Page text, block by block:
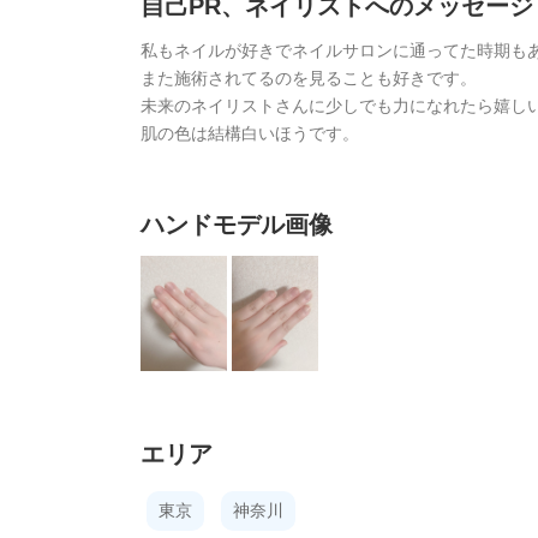
自己PR、ネイリストへのメッセージ
私もネイルが好きでネイルサロンに通ってた時期も
また施術されてるのを見ることも好きです。
未来のネイリストさんに少しでも力になれたら嬉し
肌の色は結構白いほうです。
ハンドモデル画像
エリア
東京 神奈川